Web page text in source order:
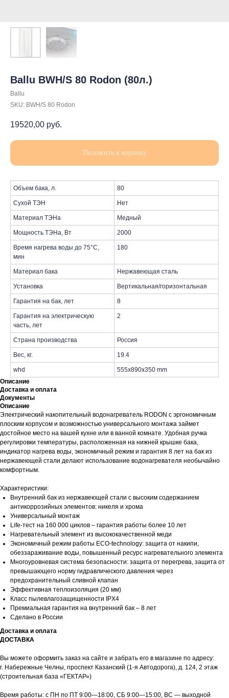
Ballu BWH/S 80 Rodon (80л.)
Ballu
SKU: BWH/S 80 Rodon
19520,00 руб.
Положить к корзину
Объем бака, л. 80
Сухой ТЭН Нет
Материал ТЭНа Медный
Мощность ТЭНа, Вт 2000
Время нагрева воды до 75°С,
мин
180
Материал бака Нержавеющая сталь
Установка Вертикальная/горизонтальная
Гарантия на бак, лет 8
Гарантия на электрическую
часть, лет
2
Страна производства Россия
Вес, кг. 19.4
whd
555x890x350 mm
Описание
Доставка и оплата
Документы
Описание
Электрический накопительный водонагреватель RODON с эргономичным
плоским корпусом и возможностью универсального монтажа займет
достойное место на вашей кухне или в ванной комнате. Удобная ручка
регулировки температуры, расположенная на нижней крышке бака,
индикатор нагрева воды, экономичный режим и гарантия 8 лет на бак из
нержавеющей стали делают использование водонагревателя необычайно
комфортным.
Характеристики:
Внутренний бак из нержавеющей стали с высоким содержанием
антикоррозийных элементов: никеля и хрома
Универсальный монтаж
Life-тест на 160 000 циклов – гарантия работы более 10 лет
Нагревательный элемент из высококачественной меди
Экономичный режим работы ECO-technology: защита от накипи,
обеззараживание воды, повышенный ресурс нагревательного элемента
Многоуровневая система безопасности: защита от перегрева, защита от
превышающего норму гидравлического давления через
предохранительный сливной клапан
Эффективная теплоизоляция (20 мм)
Класс пылевлагозащищенности IPX4
Премиальная гарантия на внутренний бак – 8 лет
Сделано в России
Доставка и оплата
ДОСТАВКА
Вы можете оформить заказ на сайте и забрать его в магазине по адресу:
г. Набережные Челны, проспект Казанский (1-я Автодорога), д. 124, 2 этаж
(строительная база «ГЕКТАР»)
Время работы: с ПН по ПТ 9:00—18:00, СБ 9:00—15:00, ВС — выходной